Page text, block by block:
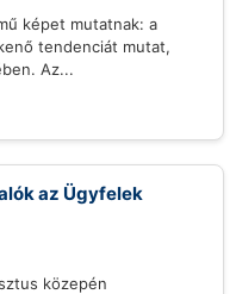
képet mutatnak: a
tendenciát mutat,
Az...
az Ügyfelek
közepén